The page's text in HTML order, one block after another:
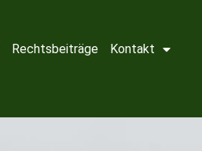
Rechtsbeiträge Kontakt